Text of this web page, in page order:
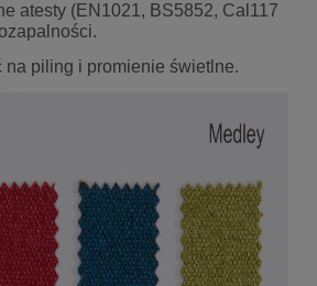
atesty (EN1021, BS5852, Cal117
na piling i promienie świetlne.